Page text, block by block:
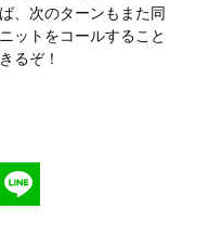
、次のターンもまた同
ットをコールすること
るぞ！
でシェアする